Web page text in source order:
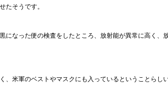
たそうです。
になった便の検査をしたところ、放射能が異常に高く、
米軍のベストやマスクにも入っているということらしい